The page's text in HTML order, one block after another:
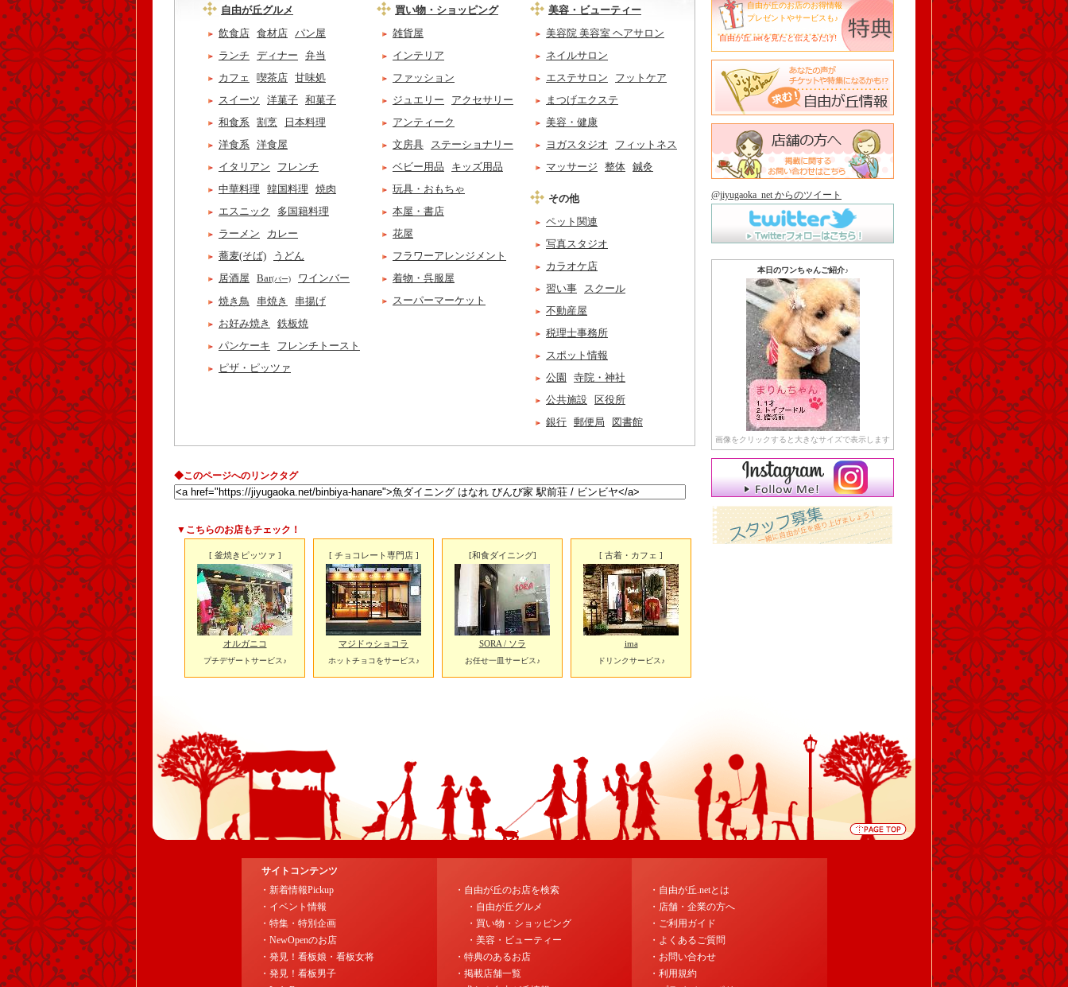
自由が丘グルメ
飲食店 食材店 パン屋
ランチ
ディナー
弁当
カフェ
喫茶店 甘味処
スイーツ
洋菓子 和菓子
和食系 割烹
日本料理
洋食系 洋食屋
イタリアン
フレンチ
中華料理
韓国料理
焼肉
エスニック
多国籍料理
ラーメン
カレー
蕎麦(そば)
うどん
居酒屋
Bar(バー)
ワインバー
焼き鳥
串焼き
串揚げ
お好み焼き
鉄板焼
パンケーキ
フレンチトースト
ピザ・ピッツァ
買い物・ショッピング
雑貨屋
インテリア
ファッション
ジュエリー
アクセサリー
アンティーク
文房具
ステーショナリー
ベビー用品
キッズ用品
玩具・おもちゃ
本屋・書店
花屋
フラワーアレンジメント
着物・呉服屋
スーパーマーケット
美容・ビューティー
美容院 美容室 ヘアサロン
ネイルサロン
エステサロン
フットケア
まつげエクステ
美容・健康
ヨガスタジオ
フィットネス
マッサージ
整体 鍼灸
その他
ペット関連
写真スタジオ
カラオケ店
習い事
スクール
不動産屋
税理士事務所
スポット情報
公園
寺院・神社
公共施設
区役所
銀行 郵便局 図書館
◆このページへのリンクタグ
▼こちらのお店もチェック！
[ 釜焼きピッツァ ]
オルガニコ
プチデザートサービス♪
[ チョコレート専門店 ]
マジドゥショコラ
ホットチョコをサービス♪
[和食ダイニング]
SORA / ソラ
お任せ一皿サービス♪
[ 古着・カフェ ]
ima
ドリンクサービス♪
自由が丘のお店のお得情報
プレゼントやサービスも♪
自由が丘.netを見たと伝えるだけ!
@jiyugaoka_net からのツイート
本日のワンちゃんご紹介♪
画像をクリックすると大きなサイズで表示します
サイトコンテンツ
・新着情報Pickup
・イベント情報
・特集・特別企画
・NewOpenのお店
・発見！看板娘・看板女将
・発見！看板男子
・自由が丘のお店を検索
・自由が丘グルメ
・買い物・ショッピング
・美容・ビューティー
・特典のあるお店
・掲載店舗一覧
・自由が丘.netとは
・店舗・企業の方へ
・ご利用ガイド
・よくあるご質問
・お問い合わせ
・利用規約